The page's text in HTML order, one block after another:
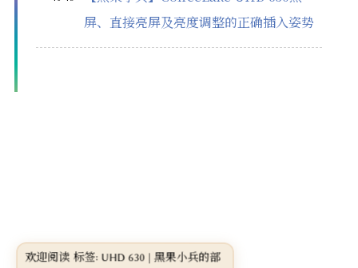
屏、直接亮屏及亮度调整的正确插入姿势
欢迎阅读 标签: UHD 630 | 黑果小兵的部